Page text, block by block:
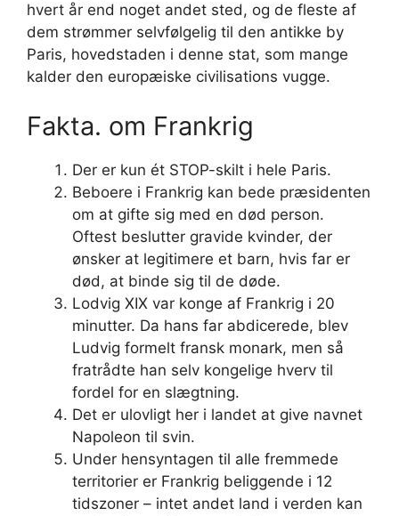
hvert år end noget andet sted, og de fleste af
dem strømmer selvfølgelig til den antikke by
Paris, hovedstaden i denne stat, som mange
kalder den europæiske civilisations vugge.
Fakta. om Frankrig
Der er kun ét STOP-skilt i hele Paris.
Beboere i Frankrig kan bede præsidenten
om at gifte sig med en død person.
Oftest beslutter gravide kvinder, der
ønsker at legitimere et barn, hvis far er
død, at binde sig til de døde.
Lodvig XIX var konge af Frankrig i 20
minutter. Da hans far abdicerede, blev
Ludvig formelt fransk monark, men så
fratrådte han selv kongelige hverv til
fordel for en slægtning.
Det er ulovligt her i landet at give navnet
Napoleon til svin.
Under hensyntagen til alle fremmede
territorier er Frankrig beliggende i 12
tidszoner – intet andet land i verden kan